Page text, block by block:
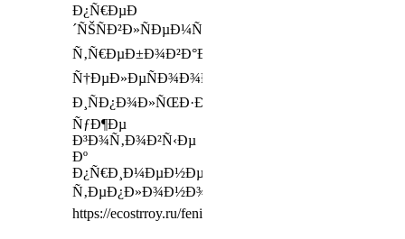
Ð¿Ñ€ÐµÐ
´ÑŠÑÐ²Ð»ÑÐµÐ¼Ñ‹Ð¼
Ñ‚Ñ€ÐµÐ±Ð¾Ð²Ð°Ð½Ð¸ÑÐ¼,
Ñ†ÐµÐ»ÐµÑÐ¾Ð¾Ð±Ñ€Ð°Ð·Ð½Ð¾
Ð¸ÑÐ¿Ð¾Ð»ÑŒÐ·Ð¾Ð²Ð°Ñ‚ÑŒ
ÑƒÐ¶Ðµ
Ð³Ð¾Ñ‚Ð¾Ð²Ñ‹Ðµ
Ðº
Ð¿Ñ€Ð¸Ð¼ÐµÐ½ÐµÐ½Ð¸ÑŽ
Ñ‚ÐµÐ¿Ð»Ð¾Ð½Ð¾ÑÐ¸Ñ‚ÐµÐ»Ð¸
https://ecostrroy.ru/feniks